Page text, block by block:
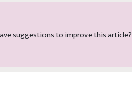
suggestions to improve this article?